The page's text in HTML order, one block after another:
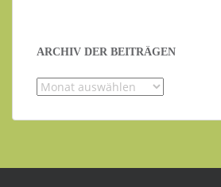
ARCHIV DER BEITRÄGEN
Archiv
Beiträgen